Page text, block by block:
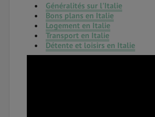
Généralités sur l'Italie
Bons plans en Italie
Logement en Italie
Transport en Italie
Détente et loisirs en Italie